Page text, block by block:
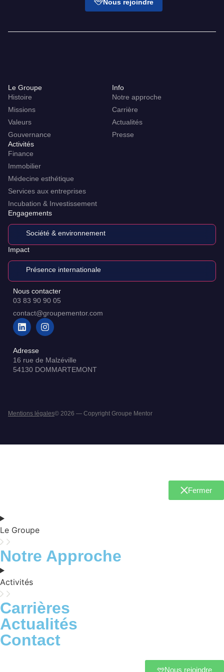
Nous rejoindre
Le Groupe
Histoire
Missions
Valeurs
Gouvernance
Info
Notre approche
Carrière
Actualités
Presse
Activités
Finance
Immobilier
Médecine esthétique
Services aux entreprises
Incubation & Investissement
Engagements
Société & environnement
Impact
Présence internationale
Nous contacter
03 83 90 90 05
contact@groupementor.com
Adresse
16 rue de Malzéville
54130 DOMMARTEMONT
Mentions légales© 2026 — Copyright Groupe Mentor
Fermer
Le Groupe
Notre Approche
Activités
Carrières
Actualités
Contact
Nous rejoindre